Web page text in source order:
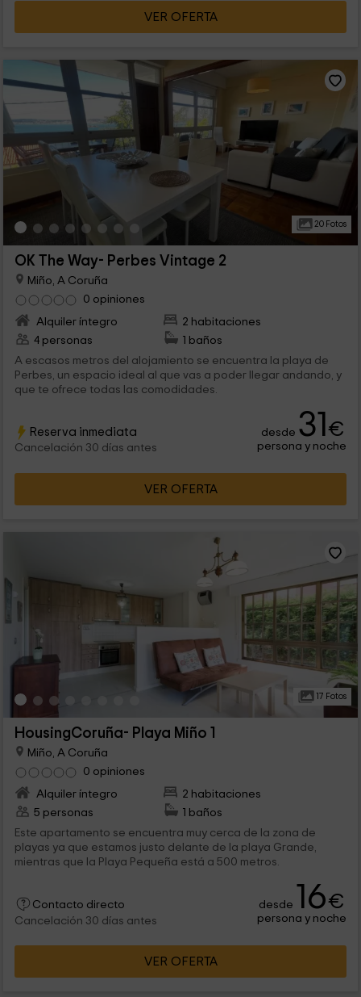
VER OFERTA
20 Fotos
OK The Way- Perbes Vintage 2
Miño, A Coruña
0 opiniones
Alquiler íntegro
2 habitaciones
4 personas
1 baños
A escasos metros del alojamiento se encuentra la playa de
Perbes, un espacio ideal al que vas a poder llegar andando, y
que te ofrece todas las comodidades.
Reserva inmediata
Cancelación 30 días antes
desde 31€
persona y noche
VER OFERTA
17 Fotos
HousingCoruña- Playa Miño 1
Miño, A Coruña
0 opiniones
Alquiler íntegro
2 habitaciones
5 personas
1 baños
Este apartamento se encuentra muy cerca de la zona de
playas ya que estamos justo delante de la playa Grande,
mientras que la Playa Pequeña está a 500 metros.
Contacto directo
Cancelación 30 días antes
desde 16€
persona y noche
VER OFERTA